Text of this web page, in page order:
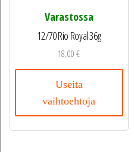
Varastossa
12/70 Rio Royal 36g
18,00€
Useita
vaihtoehtoja